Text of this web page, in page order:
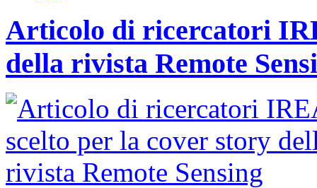
Articolo di ricercatori
della rivista Remote